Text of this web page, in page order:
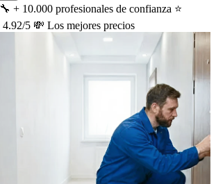
+ 10.000 profesionales de confianza ⭐️
4.92/5 💸 Los mejores precios